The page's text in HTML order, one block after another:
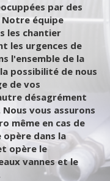
par des
Notre équipe
les chantier
les urgences de
l'ensemble de la
possibilité de nous
de vos
désagrément
vous assurons
même en cas de
dans la
opère le
vannes et le